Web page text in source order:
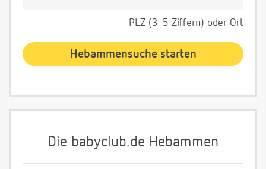
PLZ (3-5 Ziffern) oder Ort
Die babyclub.de Hebammen